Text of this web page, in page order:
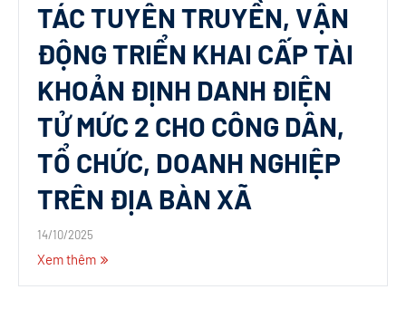
TÁC TUYÊN TRUYỀN, VẬN
ĐỘNG TRIỂN KHAI CẤP TÀI
KHOẢN ĐỊNH DANH ĐIỆN
TỬ MỨC 2 CHO CÔNG DÂN,
TỔ CHỨC, DOANH NGHIỆP
TRÊN ĐỊA BÀN XÃ
14/10/2025
Xem thêm